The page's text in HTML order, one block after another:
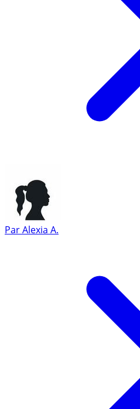
ParAlexia A.